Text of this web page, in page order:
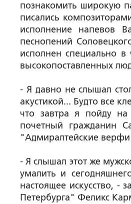
познакомить широкую
писались
исполнение напевов
песнопений
исполнен специально в
высокопоставленных
- Я давно не слышал
акустикой... Будто все
что завтра я пойду
почетный гражданин
"Адмиралтейские
- Я слышал этот же
умалить и
настоящее искусство, -
Петербурга" Феликс